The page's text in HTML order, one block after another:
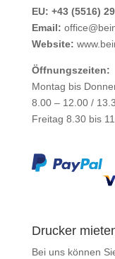
EU: +43 (5516)
Email:
Website:
Öffnungszeiten:
Montag bis
8.00 – 12.00 /
Freitag 8.30 bis
Drucker
Bei uns können